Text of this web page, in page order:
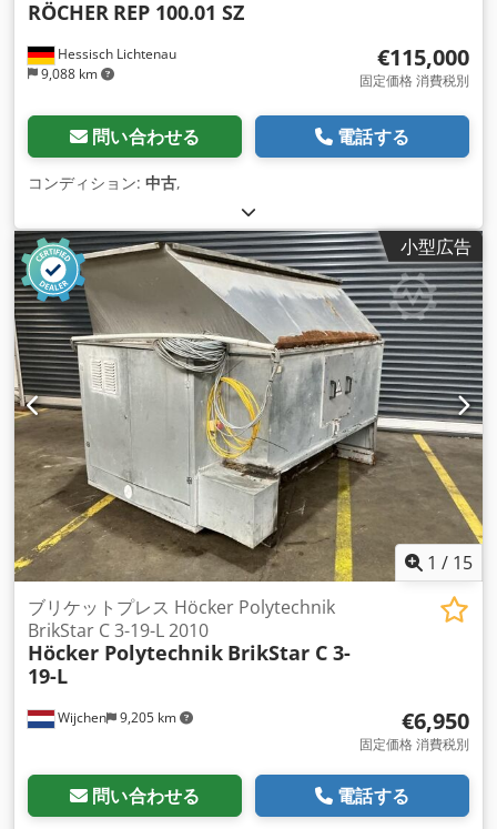
Hessisch Lichtenau
9,088 km
RÖCHER REP 100.01 SZ
€115,000
固定価格 消費税別
問い合わせる 電話する
コンディション: 中古,
小型広告
1 / 15
Wijchen 9,205 km
ブリケットプレス Höcker Polytechnik
BrikStar C 3-19-L 2010
Höcker Polytechnik BrikStar C 3-
19-L
€6,950
固定価格 消費税別
問い合わせる 電話する